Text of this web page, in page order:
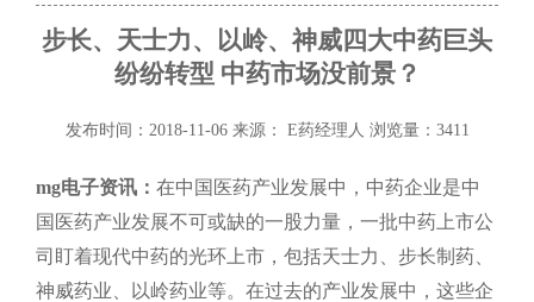
步长、天士力、以岭、神威四大中药巨头
纷纷转型 中药市场没前景？
发布时间：2018-11-06 来源： E药经理人 浏览量：3411
mg电子资讯： 在中国医药产业发展中，中药企业是中
国医药产业发展不可或缺的一股力量，一批中药上市公
司盯着现代中药的光环上市，包括天士力、步长制药、
神威药业、以岭药业等。在过去的产业发展中，这些企